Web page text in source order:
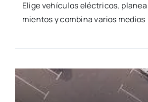
Eli­ge vehícu­los eléc­tri­cos,
mien­tos y com­bi­na varios medios